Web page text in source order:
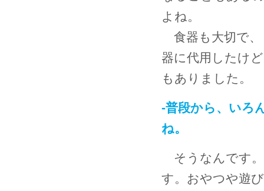
よね。
食器も大切で、
器に代用したけ
もありました。
-普段から、いろ
ね。
そうなんです
す。おやつや遊